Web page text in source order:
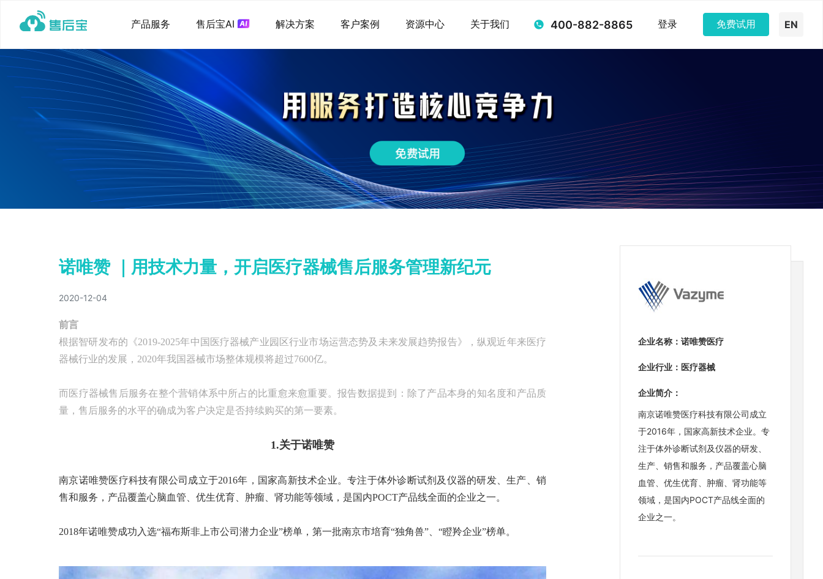
产品服务 售后宝AI 解决方案 客户案例 资源中心 关于我们 400-882-8865 登录 免费试用 EN
诺唯赞 ｜用技术力量，开启医疗器械售后服务管理新纪元
2020-12-04
前言
根据智研发布的《2019-2025年中国医疗器械产业园区行业市场运营态势及未来发展趋势报告》，纵观近年来医疗
器械行业的发展，2020年我国器械市场整体规模将超过7600亿。
而医疗器械售后服务在整个营销体系中所占的比重愈来愈重要。报告数据提到：除了产品本身的知名度和产品质
量，售后服务的水平的确成为客户决定是否持续购买的第一要素。
1.关于诺唯赞
南京诺唯赞医疗科技有限公司成立于2016年，国家高新技术企业。专注于体外诊断试剂及仪器的研发、生产、销
售和服务，产品覆盖心脑血管、优生优育、肿瘤、肾功能等领域，是国内POCT产品线全面的企业之一。
2018年诺唯赞成功入选“福布斯非上市公司潜力企业”榜单，第一批南京市培育“独角兽”、“瞪羚企业”榜单。
企业名称：诺唯赞医疗
企业行业：医疗器械
企业简介：
南京诺唯赞医疗科技有限公司成立
于2016年，国家高新技术企业。专
注于体外诊断试剂及仪器的研发、
生产、销售和服务，产品覆盖心脑
血管、优生优育、肿瘤、肾功能等
领域，是国内POCT产品线全面的
企业之一。